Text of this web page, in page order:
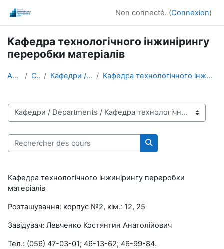
Non connecté. (Connexion)
Кафедра технологічного інжинірингу
переробки матеріалів
Accueil Cours Кафедри / Departments Кафедра технологічного інжинірингу переробки матеріалів
Catégories de cours
Rechercher des cours
Rechercher des
Кафедра технологічного інжинірингу переробки
матеріалів
Розташування: корпус №2, кім.: 12, 25
Завідувач: Левченко Костянтин Анатолійович
Тел.: (056) 47-03-01; 46-13-62; 46-99-84.